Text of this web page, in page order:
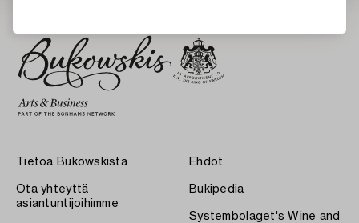
Tietoa Bukowskista
Ota yhteyttä
asiantuntijoihimme
Ehdot
Bukipedia
Systembolaget's Wine and